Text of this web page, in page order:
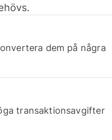
dem på några
transaktionsavgifter